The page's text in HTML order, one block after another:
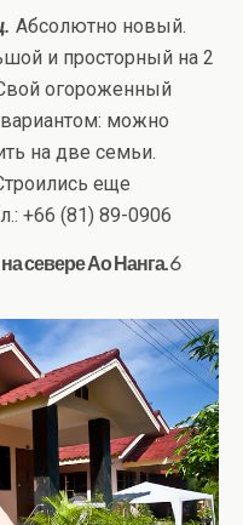
Абсолютно новый.
и просторный на 2
огороженный
можно
на две семьи.
еще
+66 (81) 89-0906
севере Ао Нанга. 6